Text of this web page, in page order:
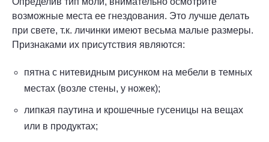
возможные места ее гнездования. Это лучше делать
при свете, т.к. личинки имеют весьма малые размеры.
Признаками их присутствия являются:
пятна с нитевидным рисунком на мебели в темных
местах (возле стены, у ножек);
липкая паутина и крошечные гусеницы на вещах
или в продуктах;